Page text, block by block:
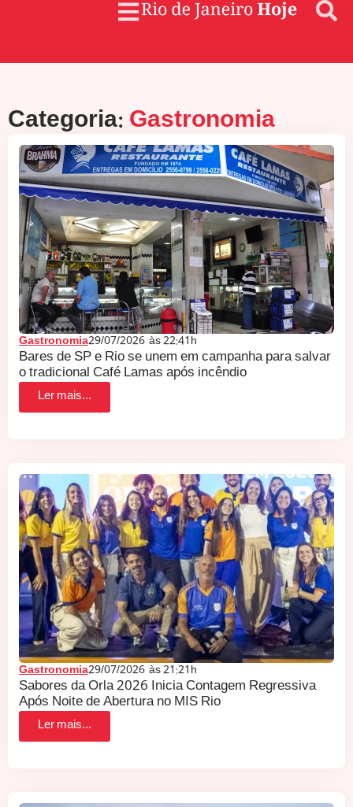
Categoria:Gastronomia
Gastronomia29/07/2026 às22:41h
Bares de SP e Rio se unem em campanha para salvar
o tradicional Café Lamas após incêndio
Ler mais...
Gastronomia29/07/2026 às21:21h
Sabores da Orla 2026 Inicia Contagem Regressiva
Após Noite de Abertura no MIS Rio
Ler mais...